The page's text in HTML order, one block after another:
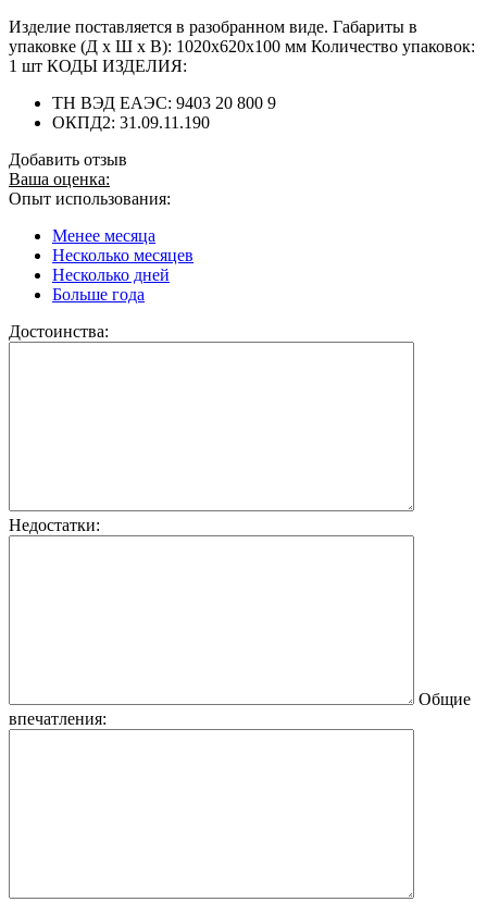
Изделие поставляется в разобранном виде. Габариты в
упаковке (Д х Ш х В): 1020х620х100 мм Количество упаковок:
1 шт КОДЫ ИЗДЕЛИЯ:
ТН ВЭД ЕАЭС: 9403 20 800 9
ОКПД2: 31.09.11.190
Добавить отзыв
Ваша оценка:
Опыт использования:
Менее месяца
Несколько месяцев
Несколько дней
Больше года
Достоинства:
Недостатки:
Общие
впечатления: